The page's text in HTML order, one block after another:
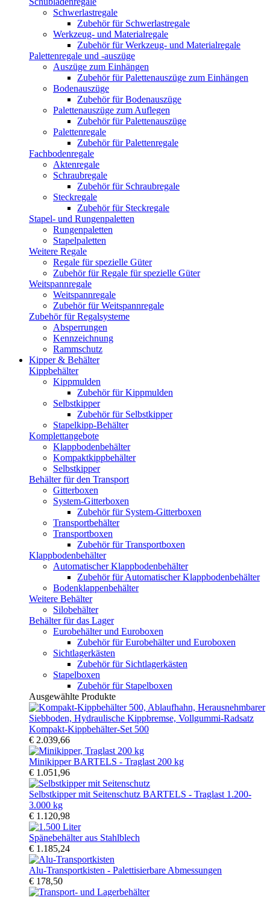
Schwerlastregale
Zubehör für Schwerlastregale
Werkzeug- und Materialregale
Zubehör für Werkzeug- und Materialregale
Palettenregale und -auszüge
Auszüge zum Einhängen
Zubehör für Palettenauszüge zum Einhängen
Bodenauszüge
Zubehör für Bodenauszüge
Palettenauszüge zum Auflegen
Zubehör für Palettenauszüge
Palettenregale
Zubehör für Palettenregale
Fachbodenregale
Aktenregale
Schraubregale
Zubehör für Schraubregale
Steckregale
Zubehör für Steckregale
Stapel- und Rungenpaletten
Rungenpaletten
Stapelpaletten
Weitere Regale
Regale für spezielle Güter
Zubehör für Regale für spezielle Güter
Weitspannregale
Weitspannregale
Zubehör für Weitspannregale
Zubehör für Regalsysteme
Absperrungen
Kennzeichnung
Rammschutz
Kipper & Behälter
Kippbehälter
Kippmulden
Zubehör für Kippmulden
Selbstkipper
Zubehör für Selbstkipper
Stapelkipp-Behälter
Komplettangebote
Klappbodenbehälter
Kompaktkippbehälter
Selbstkipper
Behälter für den Transport
Gitterboxen
System-Gitterboxen
Zubehör für System-Gitterboxen
Transportbehälter
Transportboxen
Zubehör für Transportboxen
Klappbodenbehälter
Automatischer Klappbodenbehälter
Zubehör für Automatischer Klappbodenbehälter
Bodenklappenbehälter
Weitere Behälter
Silobehälter
Behälter für das Lager
Eurobehälter und Euroboxen
Zubehör für Eurobehälter und Euroboxen
Sichtlagerkästen
Zubehör für Sichtlagerkästen
Stapelboxen
Zubehör für Stapelboxen
Ausgewählte Produkte
Kompakt-Kippbehälter-Set 500
€ 2.039,66
Minikipper BARTELS - Traglast 200 kg
€ 1.051,96
Selbstkipper mit Seitenschutz BARTELS - Traglast 1.200-
3.000 kg
€ 1.120,98
Spänebehälter aus Stahlblech
€ 1.185,24
Alu-Transportkisten - Palettisierbare Abmessungen
€ 178,50